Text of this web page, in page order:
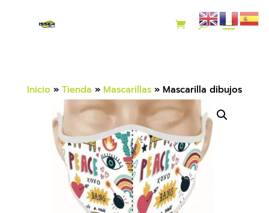
Inicio » Tienda » Mascarillas» Mascarilla dibujos